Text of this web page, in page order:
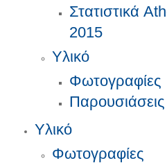
Στατιστικά
2015
Υλικό
Φωτογραφίες
Παρουσιάσεις
Υλικό
Φωτογραφίες